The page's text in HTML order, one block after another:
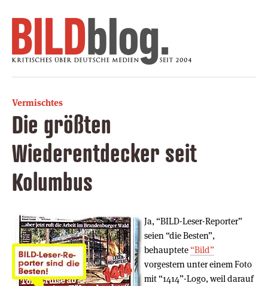
Vermischtes
Die größten
Wiederentdecker seit
Kolumbus
Ja, “BILD-Leser-Reporter”
seien “die Besten”,
behauptete “Bild”
vorgestern unter einem Foto
mit “1414”-Logo, weil darauf